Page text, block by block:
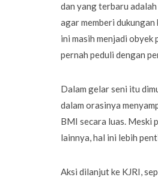
dan yang terbaru
agar memberi
ini masih menjadi obyek
pernah peduli dengan
Dalam gelar seni itu
dalam orasinya
BMI secara luas. Meski
lainnya, hal ini lebih
Aksi dilanjut ke KJRI,